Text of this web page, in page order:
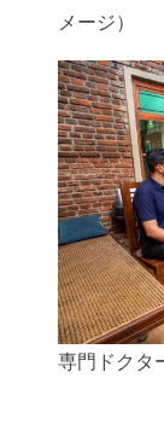
メージ）
専門ドクタ